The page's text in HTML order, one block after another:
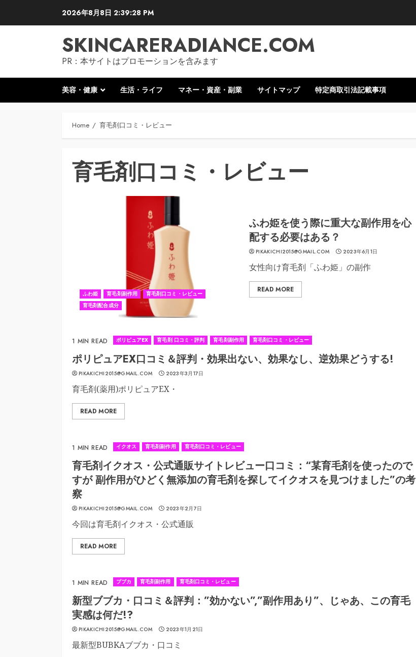
2026年8月8日 2:39:29 PM
SKINCARERADIANCE.COM
PR：本サイトはプロモーションを含みます
美容・健康 生活・ライフ マネー・資産・副業 サイトマップ 特定商取引法記載事項
Home 育毛剤口コミ・レビュー
育毛剤口コミ・レビュー
ふわ姫 育毛剤副作用
育毛剤口コミ・レビュー
育毛剤配合成分
ふわ姫を使う際に重大な副作用を心
配する必要はある？
PIKAKICHI2015@GMAIL.COM 2023年6月1日
女性向け育毛剤「ふわ姫」の副作
READ MORE
1 MIN READ ポリピュアEX 育毛剤 口コミ・評判 育毛剤副作用 育毛剤口コミ・レビュー
ポリピュアEX口コミ＆評判・効果出ない、効果なし、逆効果どうする!
PIKAKICHI2015@GMAIL.COM 2023年3月17日
育毛剤(薬用)ポリピュアEX・
READ MORE
1 MIN READ イクオス 育毛剤副作用 育毛剤口コミ・レビュー
育毛剤イクオス・公式通販サイトレビュー口コミ：“某育毛剤を使ったので
すが 副作用がひどく無添加の育毛剤を探してイクオスを見つけました”の考
察
PIKAKICHI2015@GMAIL.COM 2023年2月7日
今回は育毛剤イクオス・公式通販
READ MORE
1 MIN READ ブブカ 育毛剤副作用 育毛剤口コミ・レビュー
新型ブブカ・口コミ＆評判：”効かない”,”副作用あり”、じゃあ、この育毛
実感は何だ!?
PIKAKICHI2015@GMAIL.COM 2023年1月21日
最新型BUBKAブブカ・口コミ